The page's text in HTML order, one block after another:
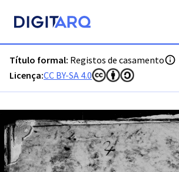
Título formal: Registos de casamento
Licença:CC BY-SA 4.0